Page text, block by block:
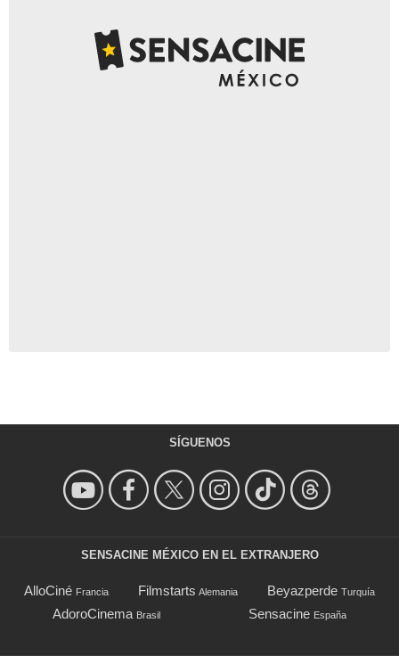
SÍGUENOS
SENSACINE MÉXICO EN EL EXTRANJERO
AlloCiné Francia Filmstarts Alemania Beyazperde Turquía
AdoroCinema Brasil Sensacine España